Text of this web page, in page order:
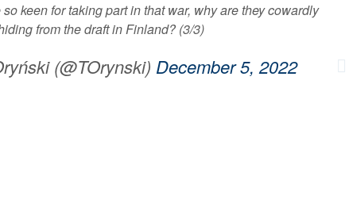
keen for taking part in that war, why are they cowardly
from the draft in Finland? (3/3)
(@TOrynski) December 5, 2022